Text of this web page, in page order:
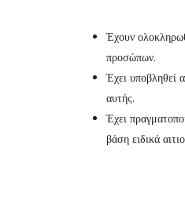
Έχουν
προσώπων.
Έχει υποβληθεί
αυτής.
Έχει
βάση ειδικά